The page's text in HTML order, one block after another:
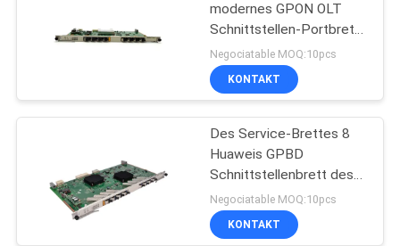
SITEMAP
POLICY
XPON ONTARIO
11
modernes GPON OLT
Schnittstellen-Portbrett
des Service-Brett-8 mit
Modul C+ SFP für
Huawei MA5608T
Negociatable MOQ:10pcs
KONTAKT
Des Service-Brettes 8
Huaweis GPBD
Schnittstellenbrett des
Hafens GPON für Huawei
OLT und GPON-Service-
Zugang bieten
Negociatable MOQ:10pcs
KONTAKT